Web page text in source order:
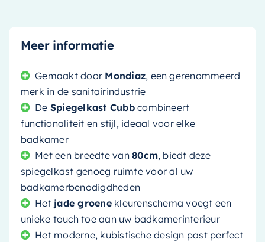
Meer informatie
Gemaakt door Mondiaz, een gerenommeerd
merk in de sanitairindustrie
De Spiegelkast Cubbcombineert
functionaliteit en stijl, ideaal voor elke
badkamer
Met een breedte van80cm, biedt deze
spiegelkast genoeg ruimte voor al uw
badkamerbenodigdheden
Het jade groenekleurenschema voegt een
unieke touch toe aan uw badkamerinterieur
Het moderne, kubistische design past perfect